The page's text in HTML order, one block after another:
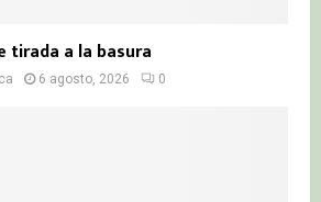
tirada a la basura
6 agosto, 2026 0